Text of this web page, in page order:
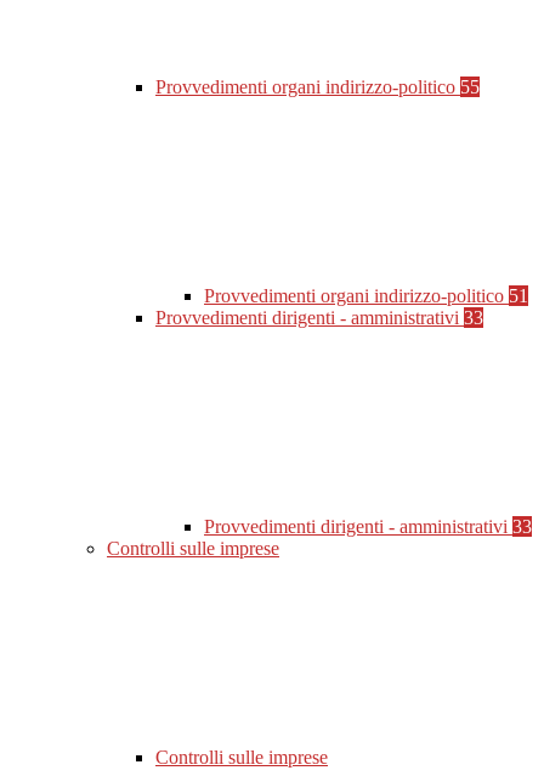
Provvedimenti organi indirizzo-politico 55
Provvedimenti organi indirizzo-politico 51
Provvedimenti dirigenti - amministrativi 33
Provvedimenti dirigenti - amministrativi 33
Controlli sulle imprese
Controlli sulle imprese